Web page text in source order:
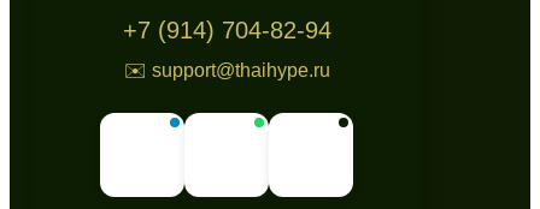
+7 (914) 704-82-94
✉️ support@thaihype.ru